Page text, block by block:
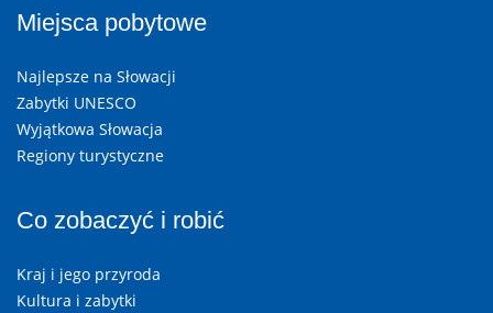
Miejsca pobytowe
Najlepsze na Słowacji
Zabytki UNESCO
Wyjątkowa Słowacja
Regiony turystyczne
Co zobaczyć i robić
Kraj i jego przyroda
Kultura i zabytki